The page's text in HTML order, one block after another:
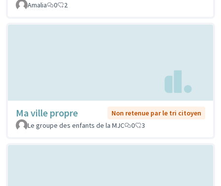
Amalia
0 2
Ma ville propre
Non retenue par le tri citoyen
Le groupe des enfants de la MJC
0 3